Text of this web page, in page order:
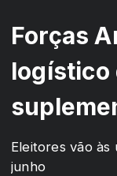
Forças
logístico
Eleitores vão às
junho